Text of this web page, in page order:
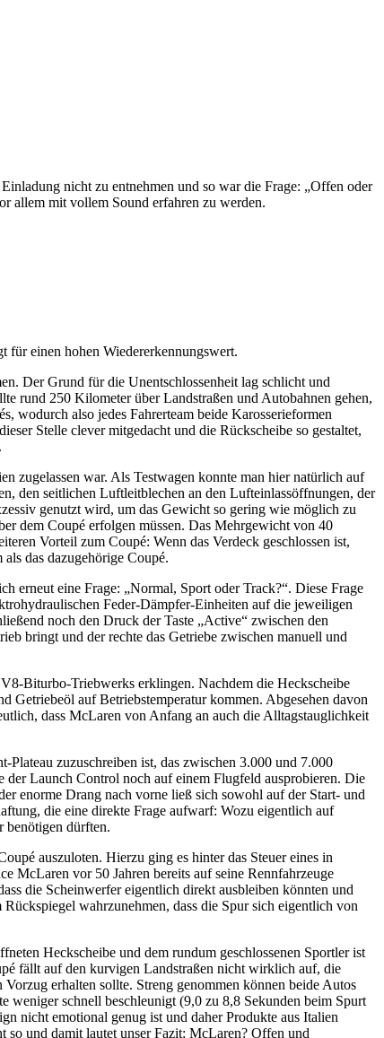
nicht zu entnehmen und so war die Frage: „Offen oder
allem mit vollem Sound erfahren zu werden.
für einen hohen Wiedererkennungswert.
Der Grund für die Unentschlossenheit lag schlicht und
rund 250 Kilometer über Landstraßen und Autobahnen gehen,
wodurch also jedes Fahrerteam beide Karosserieformen
Stelle clever mitgedacht und die Rückscheibe so gestaltet,
zugelassen war. Als Testwagen konnte man hier natürlich auf
den seitlichen Luftleitblechen an den Lufteinlassöffnungen, der
genutzt wird, um das Gewicht so gering wie möglich zu
dem Coupé erfolgen müssen. Das Mehrgewicht von 40
Vorteil zum Coupé: Wenn das Verdeck geschlossen ist,
das dazugehörige Coupé.
erneut eine Frage: „Normal, Sport oder Track?“. Diese Frage
Feder-Dämpfer-Einheiten auf die jeweiligen
noch den Druck der Taste „Active“ zwischen den
bringt und der rechte das Getriebe zwischen manuell und
Biturbo-Triebwerks erklingen. Nachdem die Heckscheibe
Getriebeöl auf Betriebstemperatur kommen. Abgesehen davon
dass McLaren von Anfang an auch die Alltagstauglichkeit
zuzuschreiben ist, das zwischen 3.000 und 7.000
Launch Control noch auf einem Flugfeld ausprobieren. Die
enorme Drang nach vorne ließ sich sowohl auf der Start- und
die eine direkte Frage aufwarf: Wozu eigentlich auf
benötigen dürften.
auszuloten. Hierzu ging es hinter das Steuer eines in
McLaren vor 50 Jahren bereits auf seine Rennfahrzeuge
die Scheinwerfer eigentlich direkt ausbleiben könnten und
wahrzunehmen, dass die Spur sich eigentlich von
Heckscheibe und dem rundum geschlossenen Sportler ist
fällt auf den kurvigen Landstraßen nicht wirklich auf, die
erhalten sollte. Streng genommen können beide Autos
weniger schnell beschleunigt (9,0 zu 8,8 Sekunden beim Spurt
nicht emotional genug ist und daher Produkte aus Italien
und damit lautet unser Fazit: McLaren? Offen und